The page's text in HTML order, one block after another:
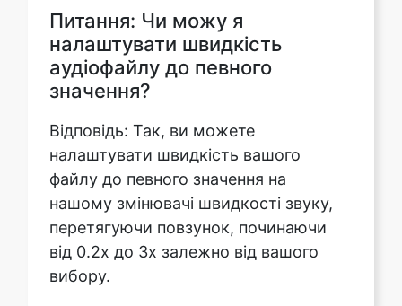
значення?
Відповідь: Так, ви можете
налаштувати швидкість вашого
файлу до певного значення на
нашому змінювачі швидкості звуку,
перетягуючи повзунок, починаючи
від 0.2x до 3x залежно від вашого
вибору.
Питання: Чи вплине зміна